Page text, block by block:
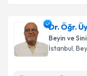
Op. Dr.
oluşturun. Size
takvim
Dr. Öğr.
Beyin ve
İstanbul,